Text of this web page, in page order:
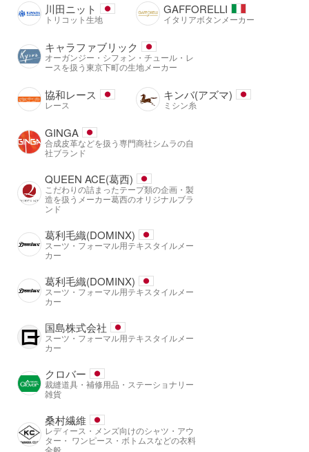
川田ニット
トリコット生地
GAFFORELLI
イタリアボタンメーカー
キャラファブリック
オーガンジー・シフォン・チュール・レ
ースを扱う東京下町の生地メーカー
協和レース
レース
キンバ(アズマ)
ミシン糸
GINGA
合成皮革などを扱う専門商社シムラの自
社ブランド
QUEEN ACE(葛西)
こだわりの詰まったテープ類の企画・製
造を扱うメーカー葛西のオリジナルブラ
ンド
葛利毛織(DOMINX)
スーツ・フォーマル用テキスタイルメー
カー
葛利毛織(DOMINX)
スーツ・フォーマル用テキスタイルメー
カー
国島株式会社
スーツ・フォーマル用テキスタイルメー
カー
クロバー
裁縫道具・補修用品・ステーショナリー
雑貨
桑村繊維
レディース・メンズ向けのシャツ・アウ
ター・ ワンピース・ボトムスなどの衣料
全般